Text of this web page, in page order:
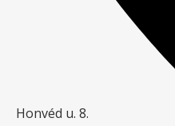
Honvéd u. 8.